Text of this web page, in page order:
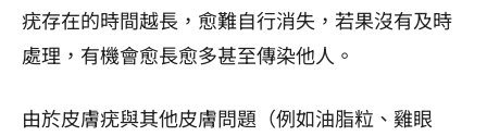
疣存在的時間越長，愈難自行消失，若果沒有及時
處理，有機會愈長愈多甚至傳染他人。
由於皮膚疣與其他皮膚問題（例如油脂粒、雞眼